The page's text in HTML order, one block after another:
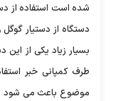
شده است استفاده از
دستگاه از دستیار
بسیار زیاد یکی از این
موضوع باعث می شود